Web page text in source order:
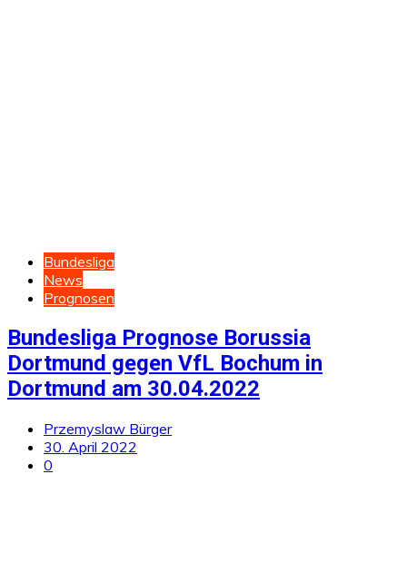
Bundesliga
News
Prognosen
Bundesliga Prognose Borussia
Dortmund gegen VfL Bochum in
Dortmund am 30.04.2022
Przemyslaw Bürger
30. April 2022
0